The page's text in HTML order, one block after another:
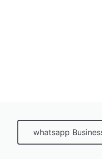
whatsapp